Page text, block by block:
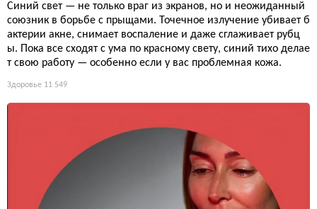
Синий свет — не только враг из экранов, но и неожиданный
союзник в борьбе с прыщами. Точечное излучение убивает б
актерии акне, снимает воспаление и даже сглаживает рубц
ы. Пока все сходят с ума по красному свету, синий тихо делае
т свою работу — особенно если у вас проблемная кожа.
Здоровье 11 549